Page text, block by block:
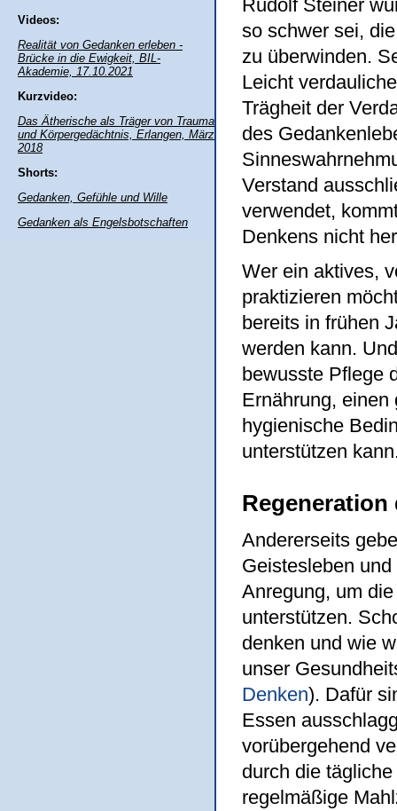
Rudolf Steiner
so schwer sei,
zu überwinden.
Leicht
Trägheit der
des
Verstand
verwendet,
Denkens nicht
Wer ein aktives,
praktizieren
bereits in frühen
werden kann.
bewusste Pflege
Ernährung,
hygienische
unterstützen
Andererseits
Geistesleben
Anregung, um
unterstützen.
denken und wie
unser
Denken). Dafür
Essen
vorübergehend
durch die
regelmäßige
Videos:
Realität von Gedanken erleben -
Brücke in die Ewigkeit, BIL-
Akademie, 17.10.2021
Kurzvideo:
Das Ätherische als Träger von Trauma
und Körpergedächtnis, Erlangen, März
2018
Shorts:
Gedanken, Gefühle und Wille
Gedanken als Engelsbotschaften